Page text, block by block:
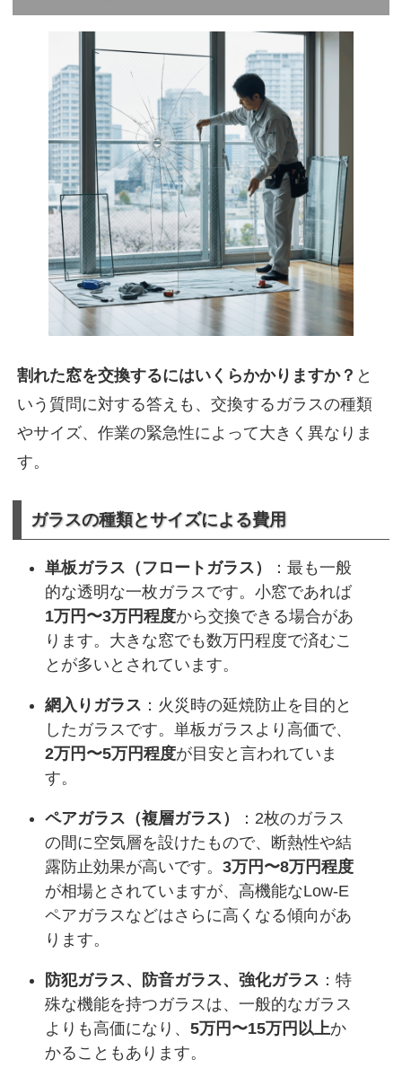
割れた窓を交換するにはいくらかかりますか？ と
いう質問に対する答えも、交換するガラスの種類
やサイズ、作業の緊急性によって大きく異なりま
す。
ガラスの種類とサイズによる費用
単板ガラス（フロートガラス）
：最も一般
的な透明な一枚ガラスです。小窓であれば
1万円〜3万円程度から交換できる場合があ
ります。大きな窓でも数万円程度で済むこ
とが多いとされています。
網入りガラス ：火災時の延焼防止を目的と
したガラスです。単板ガラスより高価で、
2万円〜5万円程度が目安と言われていま
す。
ペアガラス（複層ガラス）
：2枚のガラス
の間に空気層を設けたもので、断熱性や結
露防止効果が高いです。3万円〜8万円程度
が相場とされていますが、高機能なLow-E
ペアガラスなどはさらに高くなる傾向があ
ります。
防犯ガラス、防音ガラス、強化ガラス ：特
殊な機能を持つガラスは、一般的なガラス
よりも高価になり、5万円〜15万円以上か
かることもあります。